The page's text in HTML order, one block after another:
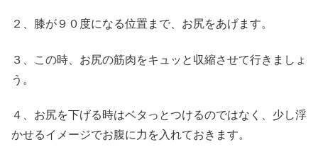
２、膝が９０度になる位置まで、お尻をあげます。
３、この時、お尻の筋肉をキュッと収縮させて行きましょ
う。
４、お尻を下げる時はベタっとつけるのではなく、少し浮
かせるイメージでお腹に力を入れておきます。